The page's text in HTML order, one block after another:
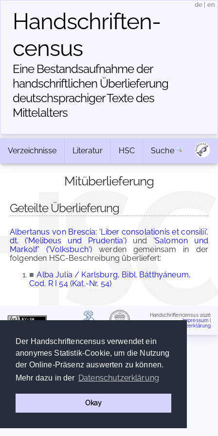
Der Handschriftencensus verwendet ein
anonymes Statistik-Cookie, um die Nutzung
der Online-Präsenz auswerten zu können.
Mehr dazu in der Datenschutzerklärung
Okay
Handschriften­
census
Eine Bestandsaufnahme der
handschriftlichen Über­lieferung
deutschsprachiger Texte des
Mittelalters
de en
Verzeichnisse Literatur HSC Suche
Mitüberlieferung
Geteilte Überlieferung
Albertanus von Brescia: 'Liber consolationis et consilii',
dt. ('Melibeus und Prudentia') und 'Salomon und
Markolf' ('Volksbuch') werden gemeinsam in der
folgenden HSC-Beschreibung überliefert:
■ Alba Julia / Karlsburg, Bibl. Bátthyáneum,
Cod. R I 54 (Kat.-Nr. 54)
Handschriftencensus 2026
Impressum
Datenschutzerklärung